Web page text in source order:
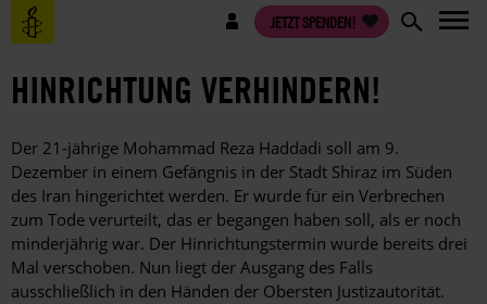
Direkt
zum
Benutzermenü JETZT SPENDEN!
HINRICHTUNG VERHINDERN!
Der 21-jährige Mohammad Reza Haddadi soll am 9.
Dezember in einem Gefängnis in der Stadt Shiraz im Süden
des Iran hingerichtet werden. Er wurde für ein Verbrechen
zum Tode verurteilt, das er begangen haben soll, als er noch
minderjährig war. Der Hinrichtungstermin wurde bereits drei
Mal verschoben. Nun liegt der Ausgang des Falls
ausschließlich in den Händen der Obersten Justizautorität.